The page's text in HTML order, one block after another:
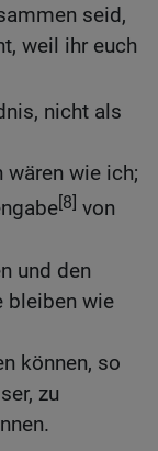
seid,
weil ihr euch
nicht als
wären wie ich;
[8] von
und den
bleiben wie
können, so
zu